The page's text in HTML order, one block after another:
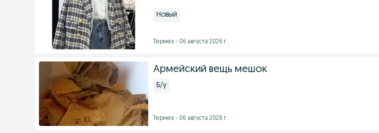
Новый
Термез - 06 августа 2026 г.
Армейский вещь мешок
Б/у
Термез - 06 августа 2026 г.